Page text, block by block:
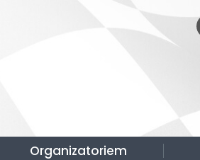
Organizatoriem